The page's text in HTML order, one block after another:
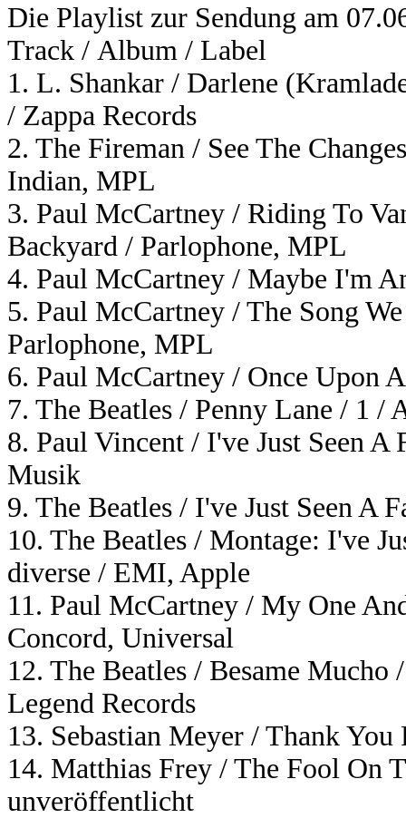
Die Playlist zur Sendung am
Track / Album / Label
1. L. Shankar / Darlene
/ Zappa Records
2. The Fireman / See The
Indian, MPL
3. Paul McCartney / Riding To
Backyard / Parlophone, MPL
4. Paul McCartney / Maybe I'm
5. Paul McCartney / The Song
Parlophone, MPL
6. Paul McCartney / Once Upon
7. The Beatles / Penny Lane / 1 /
8. Paul Vincent / I've Just Seen
Musik
9. The Beatles / I've Just Seen A
10. The Beatles / Montage: I've
diverse / EMI, Apple
11. Paul McCartney / My One
Concord, Universal
12. The Beatles / Besame
Legend Records
13. Sebastian Meyer / Thank
14. Matthias Frey / The Fool On
unveröffentlicht